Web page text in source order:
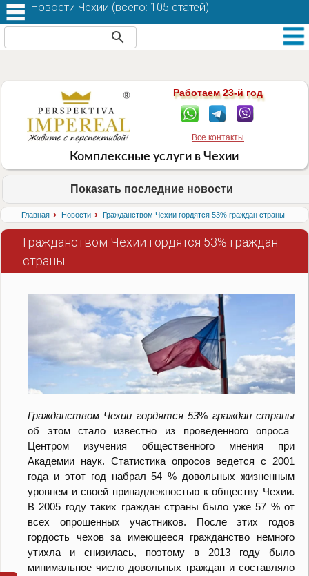
Работаем 23-й год
Все контакты
Комплексные услуги в Чехии
Показать последние новости
Главная › Новости › Гражданством Чехии гордятся 53% граждан страны
Гражданством Чехии гордятся 53% граждан
страны
Гражданством Чехии гордятся 53% граждан страны
об этом стало известно из проведенного опроса
Центром изучения общественного мнения при
Академии наук. Статистика опросов ведется с 2001
года и этот год набрал 54 % довольных жизненным
уровнем и своей принадлежностью к обществу Чехии.
В 2005 году таких граждан страны было уже 57 % от
всех опрошенных участников. После этих годов
гордость чехов за имеющееся гражданство немного
утихла и снизилась, поэтому в 2013 году было
минимальное число довольных граждан и составляло
Новости Чехии (всего: 105 статей)